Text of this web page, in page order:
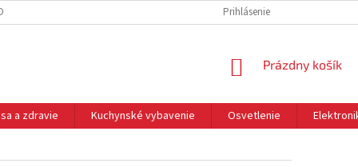
PODMIENKY OCHRANA OSOBNÝCH ÚDAJOV REKLAMÁCIE
Prihlásenie
NÁKUPNÝ
Prázdny košík
a zdravie Kuchynské vybavenie Osvetlenie